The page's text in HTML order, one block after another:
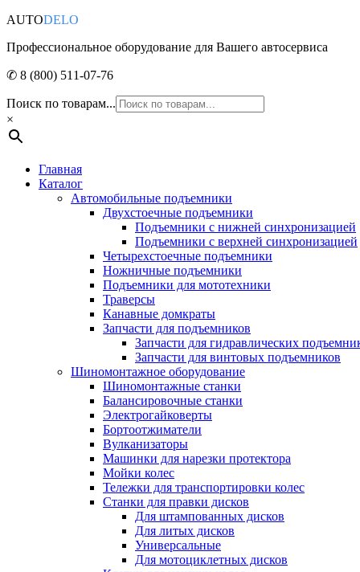
AUTODELO
Профессиональное оборудование для Вашего автосервиса
✆ 8 (800) 511-07-76
Поиск по товарам...
×
Главная
Каталог
Автомобильные подъемники
Двухстоечные подъемники
Подъемники с нижней синхронизацией
Подъемники с верхней синхронизацией
Четырехстоечные подъемники
Ножничные подъемники
Подъемники для мототехники
Траверсы
Канавные домкраты
Запчасти для подъемников
Запчасти для гидравлических
Запчасти для винтовых подъемников
Шиномонтажное оборудование
Шиномонтажные станки
Балансировочные станки
Электрогайковерты
Бортоотжиматели
Вулканизаторы
Машинки для нарезки протектора
Мойки колес
Тележки для транспортировки колес
Станки для правки дисков
Для штампованных дисков
Для литых дисков
Универсальные
Для мотоциклетных дисков